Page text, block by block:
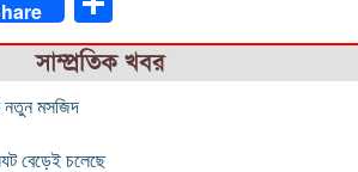
সাম্প্রতিক খবর
নতুন মসজিদ
বেড়েই চলেছে